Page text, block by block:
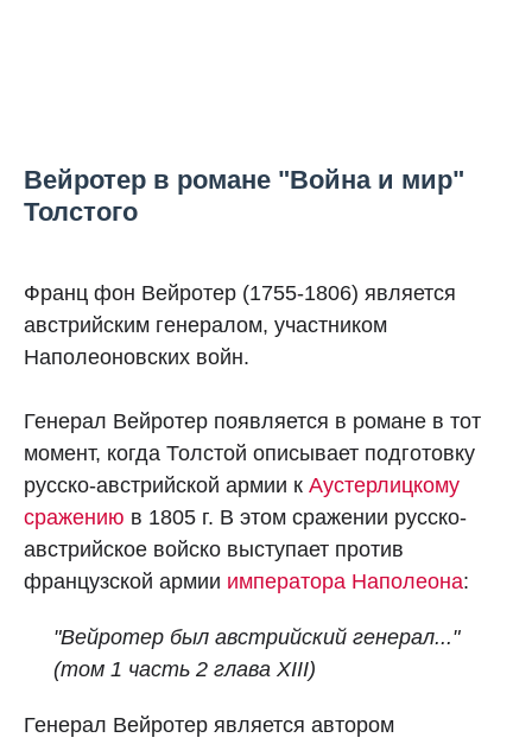
Вейротер в романе "Война и мир"
Толстого
Франц фон Вейротер (1755-1806) является
австрийским генералом, участником
Наполеоновских войн.
Генерал Вейротер появляется в романе в тот
момент, когда Толстой описывает подготовку
русско-австрийской армии к Аустерлицкому
сражению в 1805 г. В этом сражении русско-
австрийское войско выступает против
французской армии императора Наполеона:
"Вейротер был австрийский генерал..."
(том 1 часть 2 глава XIII)
Генерал Вейротер является автором